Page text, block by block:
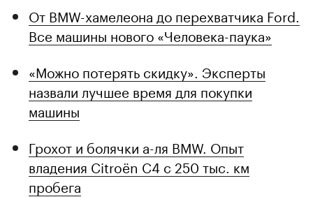
От BMW-хамелеона до перехватчика Ford.
Все машины нового «Человека-паука»
«Можно потерять скидку». Эксперты
назвали лучшее время для покупки
машины
Грохот и болячки а-ля BMW. Опыт
владения Citroёn C4 с 250 тыс. км
пробега